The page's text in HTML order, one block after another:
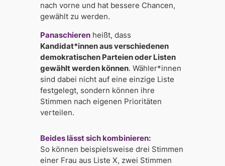
nach vorne und hat bessere Chancen,
gewählt zu werden.
Panaschieren heißt, dass
Kandidat*innen aus verschiedenen
demokratischen Parteien oder Listen
gewählt werden können. Wähler*innen
sind dabei nicht auf eine einzige Liste
festgelegt, sondern können ihre
Stimmen nach eigenen Prioritäten
verteilen.
Beides lässt sich kombinieren:
So können beispielsweise drei Stimmen
einer Frau aus Liste X, zwei Stimmen